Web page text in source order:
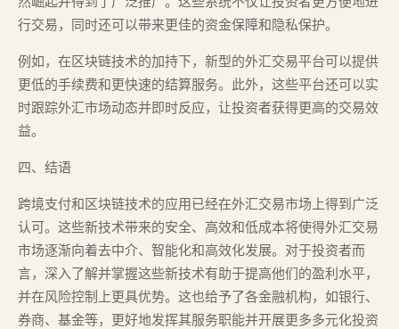
行交易，同时还可以带来更佳的资金保障和隐私保护。
例如，在区块链技术的加持下，新型的外汇交易平台可以提供
更低的手续费和更快速的结算服务。此外，这些平台还可以实
时跟踪外汇市场动态并即时反应，让投资者获得更高的交易效
益。
四、结语
跨境支付和区块链技术的应用已经在外汇交易市场上得到广泛
认可。这些新技术带来的安全、高效和低成本将使得外汇交易
市场逐渐向着去中介、智能化和高效化发展。对于投资者而
言，深入了解并掌握这些新技术有助于提高他们的盈利水平，
并在风险控制上更具优势。这也给予了各金融机构，如银行、
券商、基金等，更好地发挥其服务职能并开展更多多元化投资